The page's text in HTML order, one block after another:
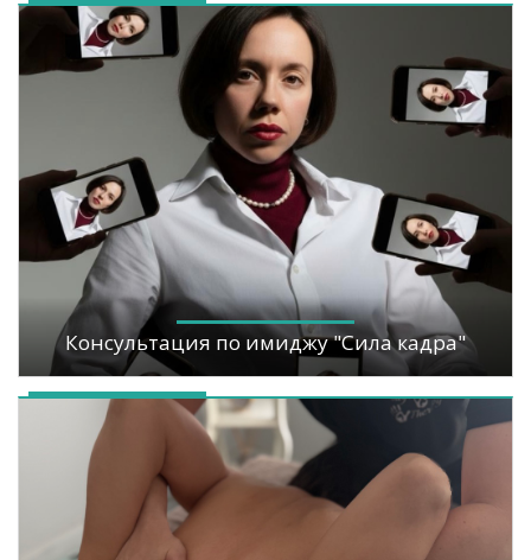
Консультация по имиджу "Сила кадра"